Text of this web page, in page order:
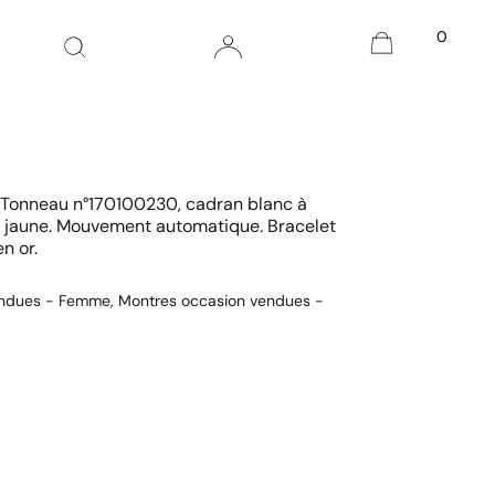
0
n°170100230, cadran blanc à
Mouvement automatique. Bracelet
or.
- Femme, Montres occasion vendues -